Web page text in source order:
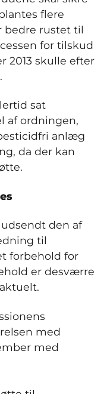
flere
bedre rustet til
for tilskud
2013 skulle efter
sat
af ordningen,
anlæg
da der kan
den af
til
forbehold for
er desværre
med
med